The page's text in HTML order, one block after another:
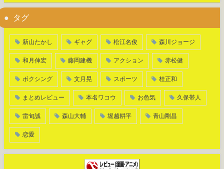
タグ
新山たかし ギャグ 松江名俊 森川ジョージ
和月伸宏 藤岡建機 アクション 赤松健
ボクシング 文月晃 スポーツ 桂正和
まとめレビュー 本名ワコウ お色気 久保帯人
雷旬誠 森山大輔 堀越耕平 青山剛昌
恋愛